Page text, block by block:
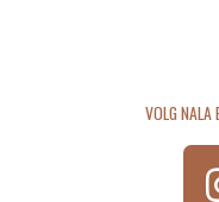
VOLG NALA